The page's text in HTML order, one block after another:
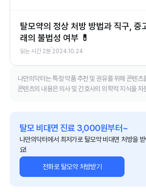
탈모약의 정상 처방 방법과 직구, 중
래의 불법성 여부 💊
읽는 시간 2분 2024.10.24
나만의닥터는 특정 약품 추천 및 권유를 위해 콘텐츠
콘텐츠의 내용은 의사 및 간호사의 의학적 지식을 자
탈모 비대면 진료 3,000원부터~
나만의닥터에서 최저가로 탈모약 비대면 처방을 받
요!
전화로 탈모약 처방받기